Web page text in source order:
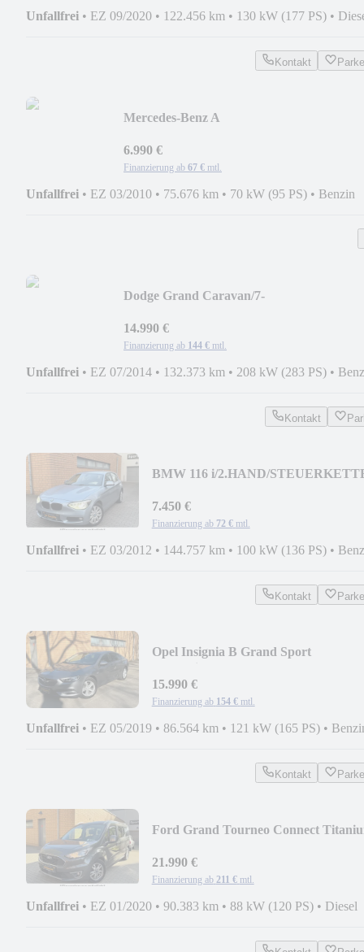
Unfallfrei • EZ 09/2020 • 122.456 km • 130 kW (177 PS) •
Kontakt
Mercedes-Benz A
6.990 €
Finanzierung ab 67 € mtl.
Unfallfrei • EZ 03/2010 • 75.676 km • 70 kW (95 PS) • Benzin
Dodge Grand Caravan/7-
14.990 €
Finanzierung ab 144 € mtl.
Unfallfrei • EZ 07/2014 • 132.373 km • 208 kW (283 PS) •
Kontakt
BMW 116 i/2.HAND/
7.450 €
Finanzierung ab 72 € mtl.
Unfallfrei • EZ 03/2012 • 144.757 km • 100 kW (136 PS) •
Kontakt
Opel Insignia B Grand Sport
15.990 €
Finanzierung ab 154 € mtl.
Unfallfrei • EZ 05/2019 • 86.564 km • 121 kW (165 PS) •
Kontakt
Ford Grand Tourneo Connect
21.990 €
Finanzierung ab 211 € mtl.
Unfallfrei • EZ 01/2020 • 90.383 km • 88 kW (120 PS) • Diesel